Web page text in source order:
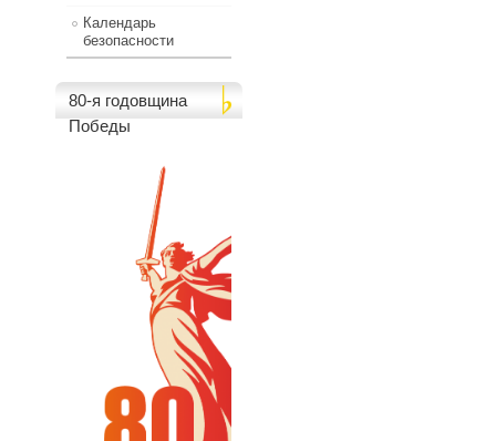
Календарь
безопасности
80-я годовщина
Победы